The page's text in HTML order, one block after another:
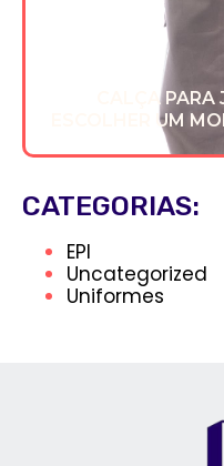
CALÇA PARA
ESCOLHER UM
CATEGORIAS:
EPI
Uncategorized
Uniformes